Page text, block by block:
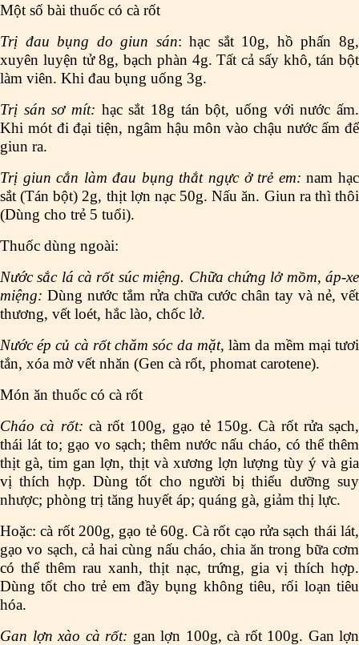
Một số bài thuốc có cà rốt
Trị đau bụng do giun sán: hạc sắt 10g, hồ phấn 8g,
xuyên luyện tử 8g, bạch phàn 4g. Tất cả sấy khô, tán bột
làm viên. Khi đau bụng uống 3g.
Trị sán sơ mít: hạc sắt 18g tán bột, uống với nước ấm.
Khi mót đi đại tiện, ngâm hậu môn vào chậu nước ấm để
giun ra.
Trị giun cắn làm đau bụng thắt ngực ở trẻ em: nam hạc
sắt (Tán bột) 2g, thịt lợn nạc 50g. Nấu ăn. Giun ra thì thôi
(Dùng cho trẻ 5 tuổi).
Thuốc dùng ngoài:
Nước sắc lá cà rốt súc miệng. Chữa chứng lở mồm, áp-xe
miệng: Dùng nước tắm rửa chữa cước chân tay và nẻ, vết
thương, vết loét, hắc lào, chốc lở.
Nước ép củ cà rốt chăm sóc da mặt, làm da mềm mại tươi
tắn, xóa mờ vết nhăn (Gen cà rốt, phomat carotene).
Món ăn thuốc có cà rốt
Cháo cà rốt: cà rốt 100g, gạo tẻ 150g. Cà rốt rửa sạch,
thái lát to; gạo vo sạch; thêm nước nấu cháo, có thể thêm
thịt gà, tim gan lợn, thịt và xương lợn lượng tùy ý và gia
vị thích hợp. Dùng tốt cho người bị thiểu dưỡng suy
nhược; phòng trị tăng huyết áp; quáng gà, giảm thị lực.
Hoặc: cà rốt 200g, gạo tẻ 60g. Cà rốt cạo rửa sạch thái lát,
gạo vo sạch, cả hai cùng nấu cháo, chia ăn trong bữa cơm
có thể thêm rau xanh, thịt nạc, trứng, gia vị thích hợp.
Dùng tốt cho trẻ em đầy bụng không tiêu, rối loạn tiêu
hóa.
Gan lợn xào cà rốt: gan lợn 100g, cà rốt 100g. Gan lợn